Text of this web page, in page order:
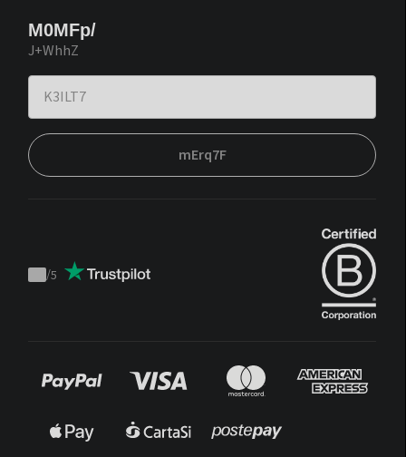
M0MFp/
J+WhhZ
mErq7F
Trustpilot
/5